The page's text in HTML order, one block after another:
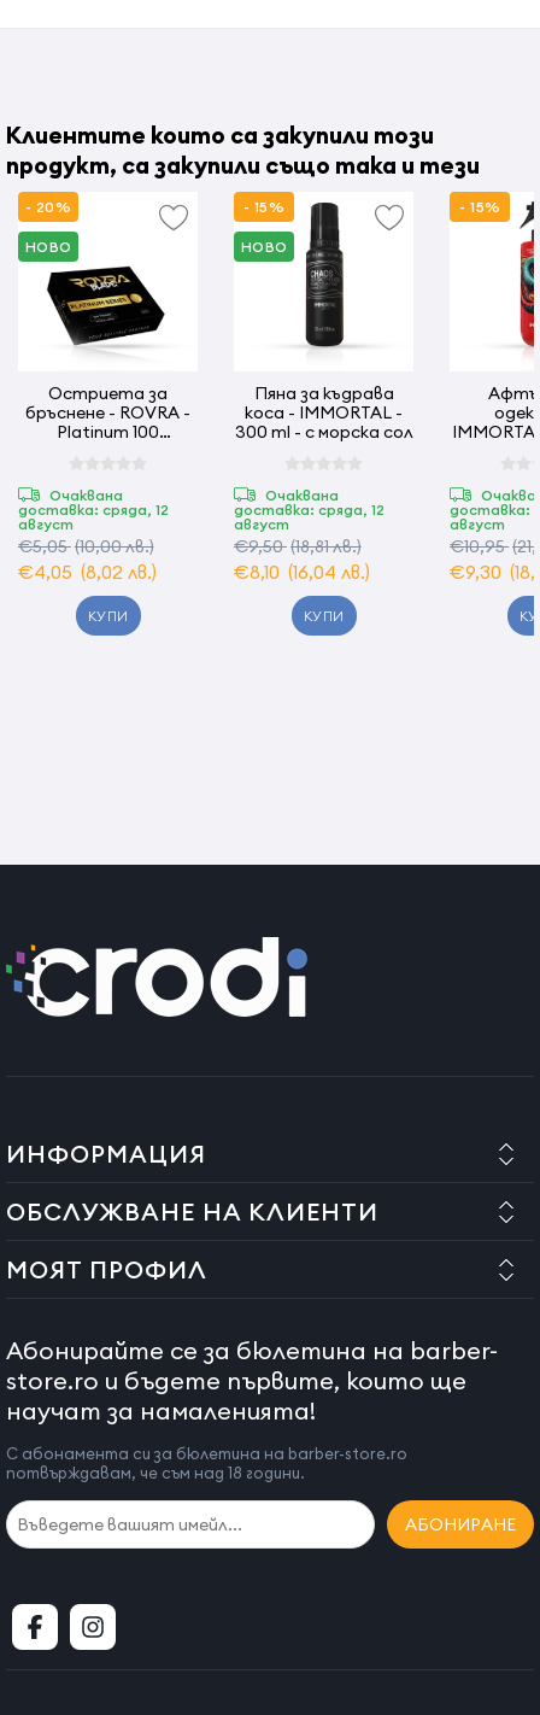
Клиентите които са закупили този
продукт, са закупили също така и тези
- 20%
НОВО
Остриета за
бръснене - ROVRA -
Platinum 100
Очаквана
доставка: сряда, 12
август
€5,05(10,00 лв.)
€4,05 (8,02 лв.)
КУПИ
- 15%
НОВО
Пяна за къдрава
коса - IMMORTAL -
300 ml - с морска сол
Очаквана
доставка: сряда, 12
август
€9,50(18,81 лв.)
€8,10 (16,04 лв.)
КУПИ
- 15%
доставка:
август
€10,95
€9,30
ИНФОРМАЦИЯ
ОБСЛУЖВАНЕ НА КЛИЕНТИ
МОЯТ ПРОФИЛ
Абонирайте се за бюлетина на barber-
store.ro и бъдете първите, които ще
научат за намаленията!
С абонамента си за бюлетина на barber-store.ro
потвърждавам, че съм над 18 години.
АБОНИРАНЕ